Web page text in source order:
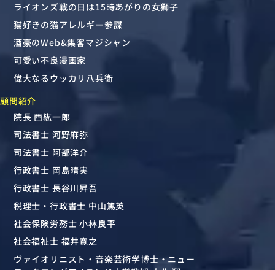
ライオンズ戦の日は15時あがりの女獅子
猫好きの猫アレルギー参謀
酒豪のWeb&集客マジシャン
可愛い不良漫画家
偉大なるウッカリ八兵衛
顧問紹介
院長 西紘一郎
司法書士 河野麻弥
司法書士 阿部洋介
行政書士 岡島晴実
行政書士 長谷川昇吾
税理士・行政書士 中山篤英
社会保険労務士 小林良平
社会福祉士 福井寛之
ヴァイオリニスト・音楽芸術学博士・ニュー